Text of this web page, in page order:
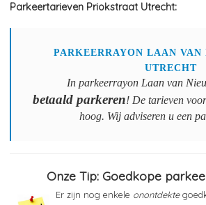
Parkeertarieven Priokstraat Utrecht:
PARKEERRAYON LAAN VAN
UTRECHT
In parkeerrayon Laan van
betaald parkeren! De tarieven
hoog. Wij adviseren u een
Onze Tip: Goedkope
Er zijn nog enkele onontdekte